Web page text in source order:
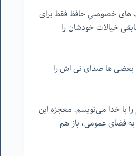
های خصوصیِ حافظ فقط برای
خیالات خودشان را
بعضی ها صدای نی اش را
با خدا می‌نویسم. معجزه این
فضای عمومی، باز هم